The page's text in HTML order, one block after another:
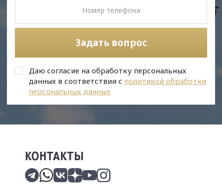
Задать вопрос
Даю согласие на обработку персональных
данных в соответствии с политикой обработки
персональных данных
КОНТАКТЫ